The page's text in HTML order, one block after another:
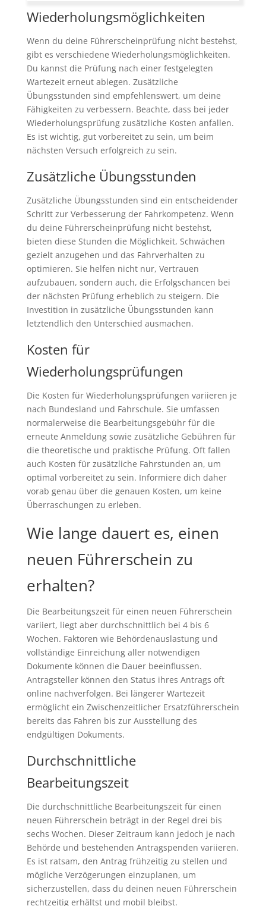
Wiederholungsmöglichkeiten
Wenn du deine Führerscheinprüfung nicht bestehst,
gibt es verschiedene Wiederholungsmöglichkeiten.
Du kannst die Prüfung nach einer festgelegten
Wartezeit erneut ablegen. Zusätzliche
Übungsstunden sind empfehlenswert, um deine
Fähigkeiten zu verbessern. Beachte, dass bei jeder
Wiederholungsprüfung zusätzliche Kosten anfallen.
Es ist wichtig, gut vorbereitet zu sein, um beim
nächsten Versuch erfolgreich zu sein.
Zusätzliche Übungsstunden
Zusätzliche Übungsstunden sind ein entscheidender
Schritt zur Verbesserung der Fahrkompetenz. Wenn
du deine Führerscheinprüfung nicht bestehst,
bieten diese Stunden die Möglichkeit, Schwächen
gezielt anzugehen und das Fahrverhalten zu
optimieren. Sie helfen nicht nur, Vertrauen
aufzubauen, sondern auch, die Erfolgschancen bei
der nächsten Prüfung erheblich zu steigern. Die
Investition in zusätzliche Übungsstunden kann
letztendlich den Unterschied ausmachen.
Kosten für
Wiederholungsprüfungen
Die Kosten für Wiederholungsprüfungen variieren je
nach Bundesland und Fahrschule. Sie umfassen
normalerweise die Bearbeitungsgebühr für die
erneute Anmeldung sowie zusätzliche Gebühren für
die theoretische und praktische Prüfung. Oft fallen
auch Kosten für zusätzliche Fahrstunden an, um
optimal vorbereitet zu sein. Informiere dich daher
vorab genau über die genauen Kosten, um keine
Überraschungen zu erleben.
Wie lange dauert es, einen
neuen Führerschein zu
erhalten?
Die Bearbeitungszeit für einen neuen Führerschein
variiert, liegt aber durchschnittlich bei 4 bis 6
Wochen. Faktoren wie Behördenauslastung und
vollständige Einreichung aller notwendigen
Dokumente können die Dauer beeinflussen.
Antragsteller können den Status ihres Antrags oft
online nachverfolgen. Bei längerer Wartezeit
ermöglicht ein Zwischenzeitlicher Ersatzführerschein
bereits das Fahren bis zur Ausstellung des
endgültigen Dokuments.
Durchschnittliche
Bearbeitungszeit
Die durchschnittliche Bearbeitungszeit für einen
neuen Führerschein beträgt in der Regel drei bis
sechs Wochen. Dieser Zeitraum kann jedoch je nach
Behörde und bestehenden Antragspenden variieren.
Es ist ratsam, den Antrag frühzeitig zu stellen und
mögliche Verzögerungen einzuplanen, um
sicherzustellen, dass du deinen neuen Führerschein
rechtzeitig erhältst und mobil bleibst.